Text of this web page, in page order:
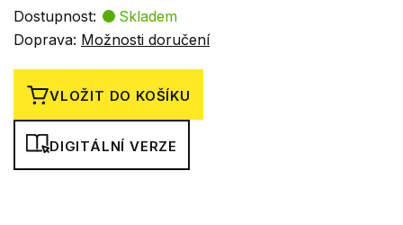
Dostupnost:
Skladem
Doprava: Možnosti doručení
VLOŽIT DO KOŠÍKU
DIGITÁLNÍ VERZE